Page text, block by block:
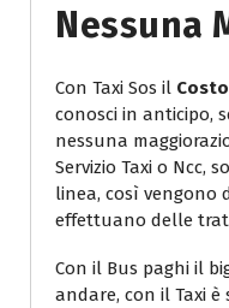
Nessuna
Con Taxi Sos il
conosci in anticipo,
nessuna
Servizio Taxi o Ncc,
linea, così vengono
effettuano delle
Con il Bus paghi il
andare, con il Taxi